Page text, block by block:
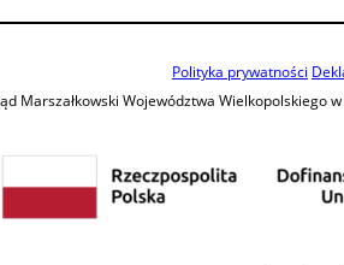
Polityka prywatności
Marszałkowski Województwa Wielkopolskiego